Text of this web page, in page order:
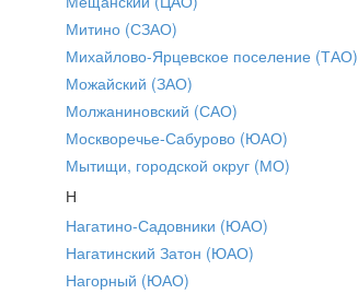
Митино (СЗАО)
Михайлово-Ярцевское поселение (ТАО)
Можайский (ЗАО)
Молжаниновский (САО)
Москворечье-Сабурово (ЮАО)
Мытищи, городской округ (МО)
Н
Нагатино-Садовники (ЮАО)
Нагатинский Затон (ЮАО)
Нагорный (ЮАО)